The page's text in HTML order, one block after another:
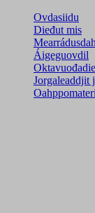
Ovdasiidu
Dieđut mis
Áigeguovdil
Jorgaleaddjit